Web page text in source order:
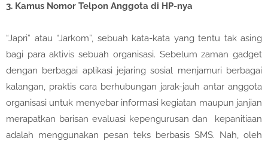
3. Kamus Nomor Telpon Anggota di HP-nya
“Japri” atau “Jarkom”, sebuah kata-kata yang tentu tak asing
bagi para aktivis sebuah organisasi. Sebelum zaman gadget
dengan berbagai aplikasi jejaring sosial menjamuri berbagai
kalangan, praktis cara berhubungan jarak-jauh antar anggota
organisasi untuk menyebar informasi kegiatan maupun janjian
merapatkan barisan evaluasi kepengurusan dan kepanitiaan
adalah menggunakan pesan teks berbasis SMS. Nah, oleh